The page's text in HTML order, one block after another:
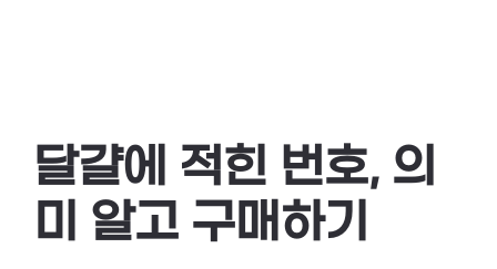
달걀에 적힌 번호, 의
미 알고 구매하기